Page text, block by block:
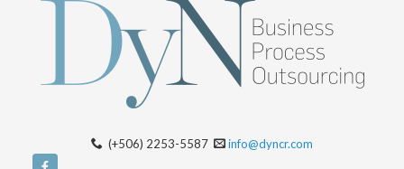
(+506) 2253-5587 info@dyncr.com